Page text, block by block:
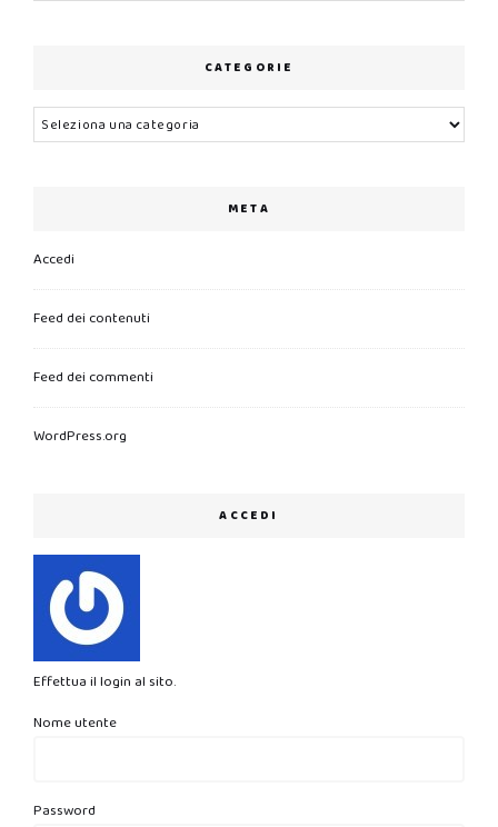
CATEGORIE
Categorie
META
Accedi
Feed dei contenuti
Feed dei commenti
WordPress.org
ACCEDI
Effettua il login al sito.
Nome utente
Password